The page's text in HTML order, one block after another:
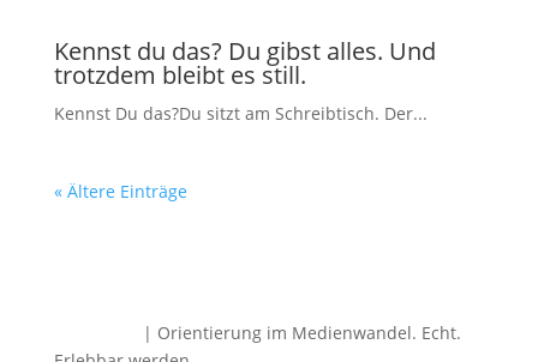
Kennst du das? Du gibst alles. Und
trotzdem bleibt es still.
Kennst Du das?Du sitzt am Schreibtisch. Der...
« Ältere Einträge
| Orientierung im Medienwandel. Echt.